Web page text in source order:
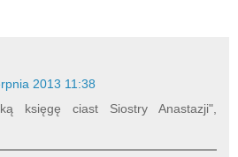
2013 11:38
księgę ciast Siostry Anastazji",